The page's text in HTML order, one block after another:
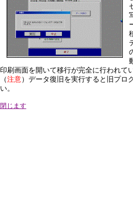
印刷画面を開いて移行が完全に行われて
（注意）データ復旧を実行すると旧プロ
い。
閉じます